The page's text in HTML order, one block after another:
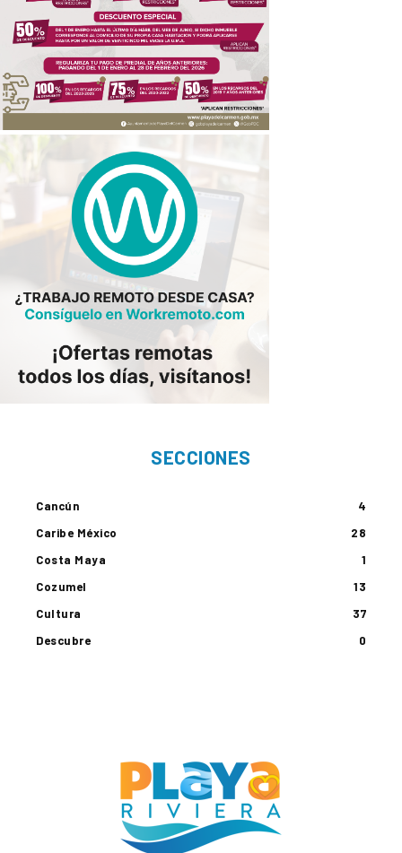
SECCIONES
Cancún
4
Caribe México
28
Costa Maya
1
Cozumel
13
Cultura
37
Descubre
0